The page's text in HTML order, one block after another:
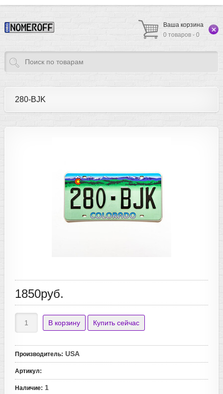
Ваша корзина
0 товаров - 0
280-BJK
1850руб.
Производитель: USA
Артикул:
Наличие: 1